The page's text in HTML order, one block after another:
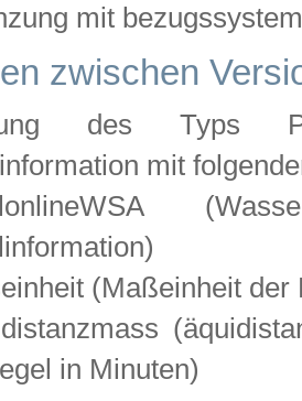
mit
zwischen
des Typs
mit
(Maßeinheit der
in Minuten)